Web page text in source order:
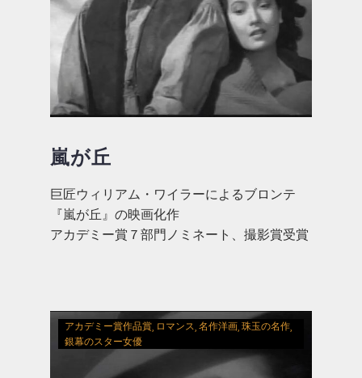
嵐が丘
巨匠ウィリアム・ワイラーによるブロンテ
『嵐が丘』の映画化作
アカデミー賞７部門ノミネート、撮影賞受賞
アカデミー賞作品賞 ロマンス 名作洋画 珠玉の名作
銀幕のスター女優